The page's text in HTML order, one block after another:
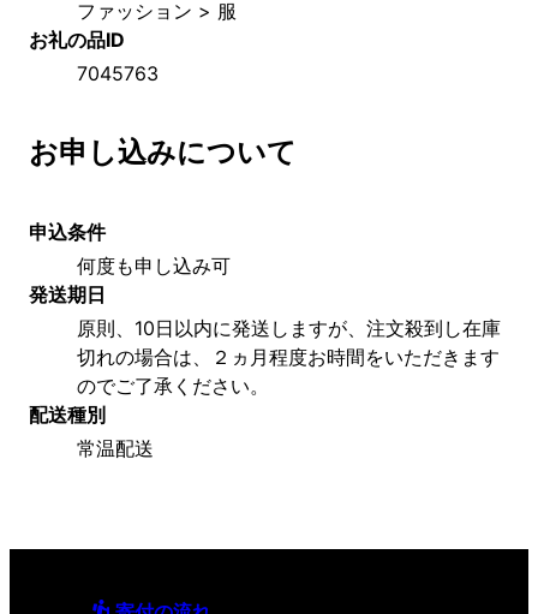
ファッション > 服
お礼の品ID
7045763
お申し込みについて
申込条件
何度も申し込み可
発送期日
原則、10日以内に発送しますが、注文殺到し在庫
切れの場合は、２ヵ月程度お時間をいただきます
のでご了承ください。
配送種別
常温配送